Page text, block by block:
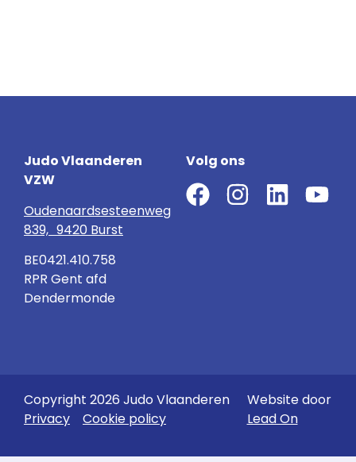
Judo Vlaanderen
VZW
Oudenaardsesteenweg
839, 9420 Burst
BE0421.410.758
RPR Gent afd
Dendermonde
Volg ons
Copyright 2026 Judo Vlaanderen
Privacy
Cookie policy
Website door
Lead On